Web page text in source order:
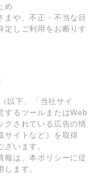
め
や、不正・不当な⽬
定しご利⽤をお断りす
以下、「当社サイ
するツールまたはWeb
クされている広告の情
サイトなど）を取得
います。
報は、本ポリシーに従
ます。